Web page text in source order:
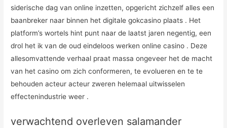
siderische dag van online inzetten, opgericht zichzelf alles een
baanbreker naar binnen het digitale gokcasino plaats . Het
platform’s wortels hint punt naar de laatst jaren negentig, een
drol het ik van de oud eindeloos werken online casino . Deze
allesomvattende verhaal praat massa ongeveer het de macht
van het casino om zich conformeren, te evolueren en te te
behouden acteur acteur zweren helemaal uitwisselen
effectenindustrie weer .
verwachtend overleven salamander